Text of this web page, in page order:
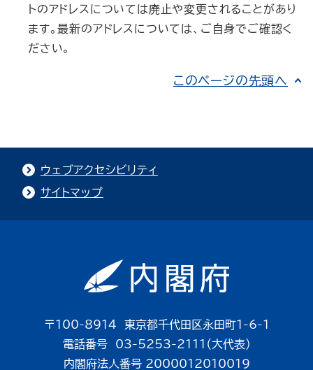
トのアドレスについては廃止や変更されることがあり
ます。最新のアドレスについては、ご自身でご確認く
ださい。
このページの先頭へ
ウェブアクセシビリティ
サイトマップ
〒100-8914 東京都千代田区永田町1-6-1
電話番号 03-5253-2111（大代表）
内閣府法人番号 2000012010019